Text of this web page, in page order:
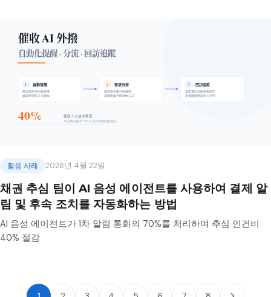
활용 사례 2026년 4월 22일
채권 추심 팀이 AI 음성 에이전트를 사용하여 결제 알
림 및 후속 조치를 자동화하는 방법
AI 음성 에이전트가 1차 알림 통화의 70%를 처리하여 추심 인건비
40% 절감